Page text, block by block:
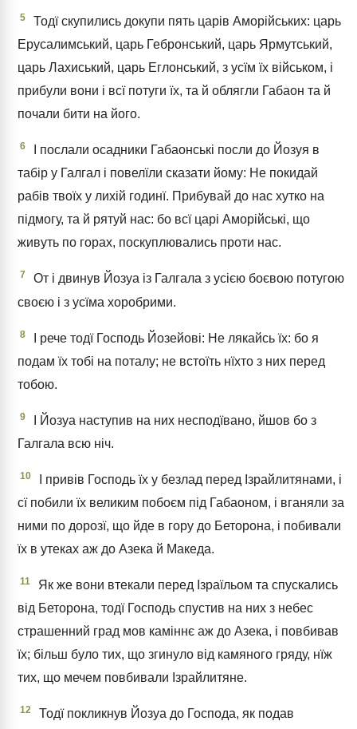
5
Тодї скупились докупи пять царів Аморійських: царь
Ерусалимський, царь Гебронський, царь Ярмутський,
царь Лахиський, царь Еглонський, з усїм їх військом, і
прибули вони і всї потуги їх, та й облягли Габаон та й
почали бити на його.
6
І послали осадники Габаонські посли до Йозуя в
табір у Галгал і повелїли сказати йому: Не покидай
рабів твоїх у лихій годинї. Прибувай до нас хутко на
підмогу, та й рятуй нас: бо всї царі Аморійські, що
живуть по горах, поскуплювались проти нас.
7
От і двинув Йозуа із Галгала з усією боєвою потугою
своєю і з усїма хоробрими.
8
І рече тодї Господь Йозейові: Не лякайсь їх: бо я
подам їх тобі на поталу; не встоїть нїхто з них перед
тобою.
9
І Йозуа наступив на них несподївано, йшов бо з
Галгала всю ніч.
10
І привів Господь їх у безлад перед Ізрайлитянами, і
сї побили їх великим побоєм під Габаоном, і вганяли за
ними по дорозї, що йде в гору до Беторона, і побивали
їх в утеках аж до Азека й Македа.
11
Як же вони втекали перед Ізраїльом та спускались
від Беторона, тодї Господь спустив на них з небес
страшенний град мов каміннє аж до Азека, і повбивав
їх; більш було тих, що згинуло від камяного гряду, нїж
тих, що мечем повбивали Ізрайлитяне.
12
Тодї покликнув Йозуа до Господа, як подав